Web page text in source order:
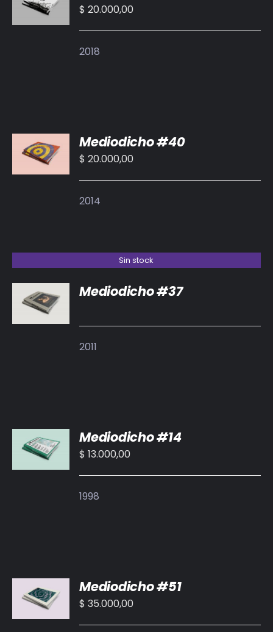
CARRITO
/
$ 20.000,00
2018
AL
CARRITO
/
Mediodicho #40
$ 20.000,00
2014
Sin stock
DETALLES
Mediodicho #37
2011
AL
CARRITO
/
Mediodicho #14
$ 13.000,00
1998
AL
CARRITO
/
Mediodicho #51
$ 35.000,00